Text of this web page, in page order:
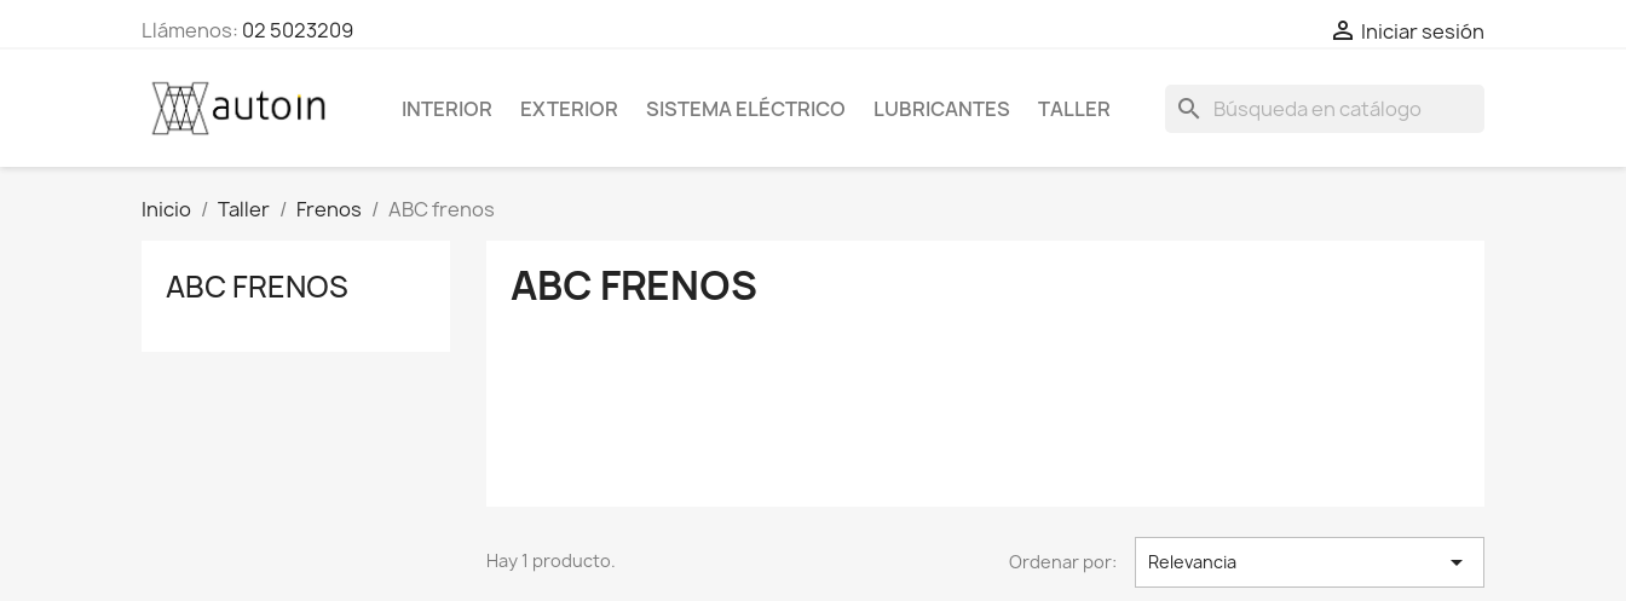
Llámenos: 02 5023209  Iniciar sesión
INTERIOR EXTERIOR SISTEMA ELÉCTRICO LUBRICANTES TALLER search
Inicio Taller Frenos ABC frenos
ABC FRENOS ABC FRENOS
Hay 1 producto. Ordenar por: Relevancia 